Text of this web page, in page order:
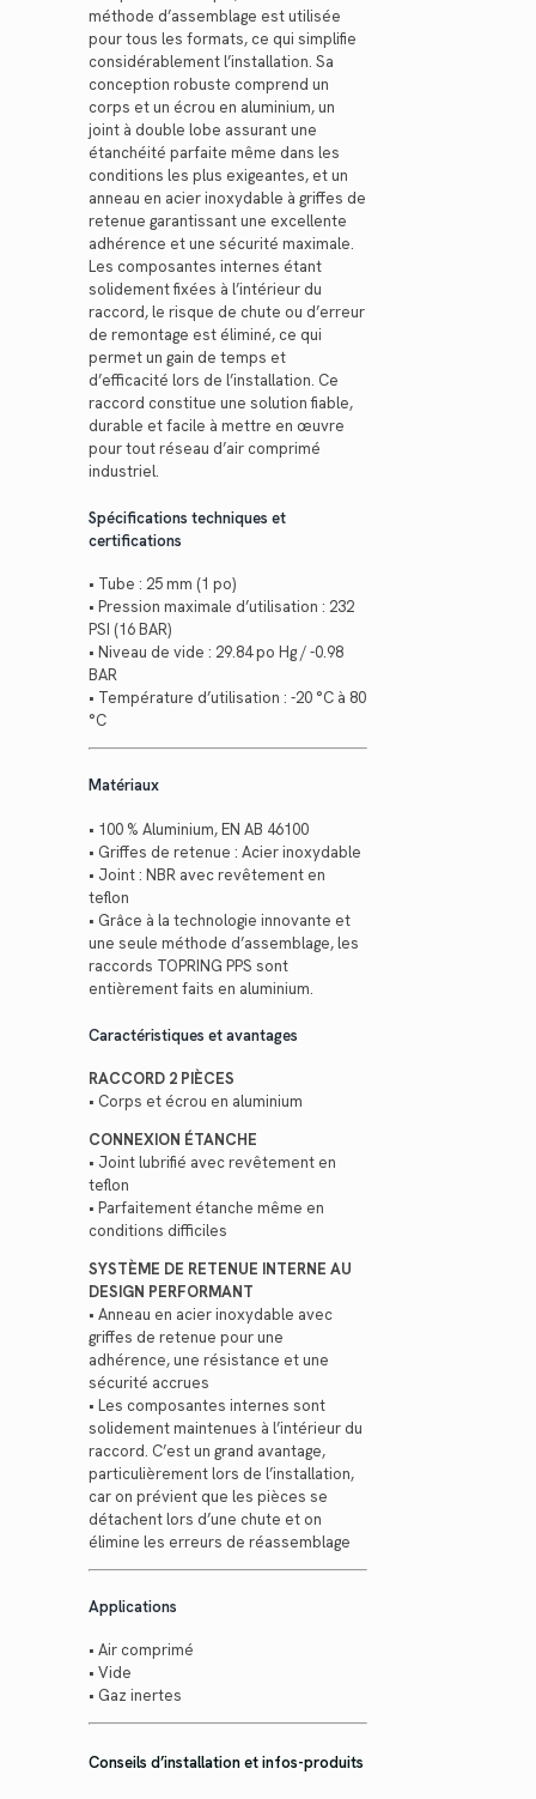
méthode d’assemblage est utilisée
pour tous les formats, ce qui simplifie
considérablement l’installation. Sa
conception robuste comprend un
corps et un écrou en aluminium, un
joint à double lobe assurant une
étanchéité parfaite même dans les
conditions les plus exigeantes, et un
anneau en acier inoxydable à griffes de
retenue garantissant une excellente
adhérence et une sécurité maximale.
Les composantes internes étant
solidement fixées à l’intérieur du
raccord, le risque de chute ou d’erreur
de remontage est éliminé, ce qui
permet un gain de temps et
d’efficacité lors de l’installation. Ce
raccord constitue une solution fiable,
durable et facile à mettre en œuvre
pour tout réseau d’air comprimé
industriel.
Spécifications techniques et
certifications
• Tube : 25 mm (1 po)
• Pression maximale d’utilisation : 232
PSI (16 BAR)
• Niveau de vide : 29.84 po Hg / -0.98
BAR
• Température d’utilisation : -20 °C à 80
°C
Matériaux
• 100 % Aluminium, EN AB 46100
• Griffes de retenue : Acier inoxydable
• Joint : NBR avec revêtement en
teflon
• Grâce à la technologie innovante et
une seule méthode d’assemblage, les
raccords TOPRING PPS sont
entièrement faits en aluminium.
Caractéristiques et avantages
RACCORD 2 PIÈCES
• Corps et écrou en aluminium
CONNEXION ÉTANCHE
• Joint lubrifié avec revêtement en
teflon
• Parfaitement étanche même en
conditions difficiles
SYSTÈME DE RETENUE INTERNE AU
DESIGN PERFORMANT
• Anneau en acier inoxydable avec
griffes de retenue pour une
adhérence, une résistance et une
sécurité accrues
• Les composantes internes sont
solidement maintenues à l’intérieur du
raccord. C’est un grand avantage,
particulièrement lors de l’installation,
car on prévient que les pièces se
détachent lors d’une chute et on
élimine les erreurs de réassemblage
Applications
• Air comprimé
• Vide
• Gaz inertes
Conseils d’installation et infos-produits